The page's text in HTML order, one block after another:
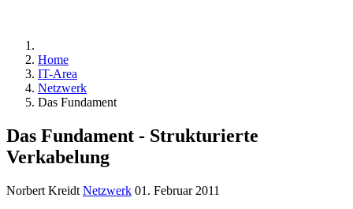
Home
IT-Area
Netzwerk
Das Fundament
Das Fundament - Strukturierte
Verkabelung
Norbert Kreidt Netzwerk 01. Februar 2011